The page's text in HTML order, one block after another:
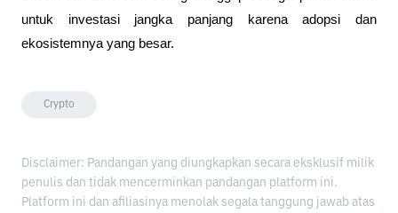
untuk investasi jangka panjang karena adopsi dan
ekosistemnya yang besar.
Crypto
Disclaimer: Pandangan yang diungkapkan secara eksklusif milik
penulis dan tidak mencerminkan pandangan platform ini.
Platform ini dan afiliasinya menolak segala tanggung jawab atas